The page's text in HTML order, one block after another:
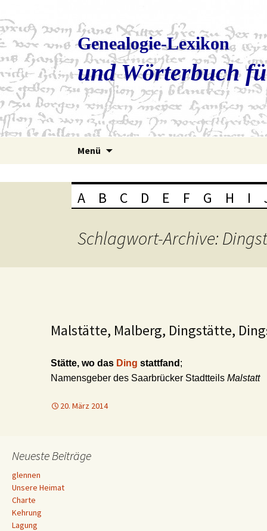
Genealogie-Lexikon
und Wörterbuch
Menü
A B C D E F G H I
Schlagwort-Archive:
Malstätte, Malberg, Dingstätte,
Stätte, wo das Ding stattfand ;
Namensgeber des Saarbrücker Stadtteils Malstatt
20. März 2014
Neueste Beiträge
glennen
Unsere Heimat
Charte
Kehrung
Lagung